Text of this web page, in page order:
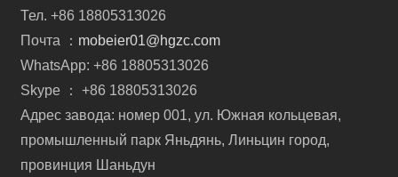
Тел. +86 18805313026
Почта ： mobeier01@hgzc.com
WhatsApp: +86 18805313026
Skype ： +86 18805313026
Адрес завода: номер 001, ул. Южная кольцевая,
промышленный парк Яньдянь, Линьцин город,
провинция Шаньдун